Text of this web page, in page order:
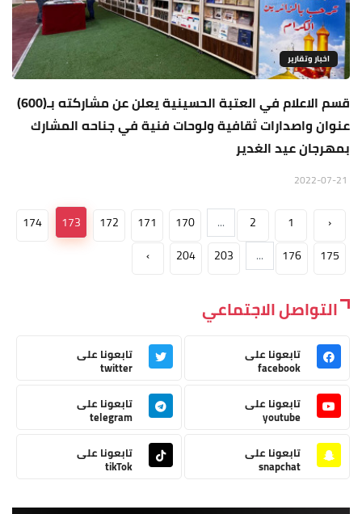
اخبار وتقارير
قسم الاعلام في العتبة الحسينية يعلن عن مشاركته بـ(600)
عنوان واصدارات ثقافية ولوحات فنية في جناحه المشارك
بمهرجان عيد الغدير
‹
1
2
...
170
171
172
173
174
175
176
...
203
204
›
التواصل الاجتماعي
تابعونا على
facebook
تابعونا على
twitter
تابعونا على
youtube
تابعونا على
telegram
تابعونا على
snapchat
تابعونا على
tikTok